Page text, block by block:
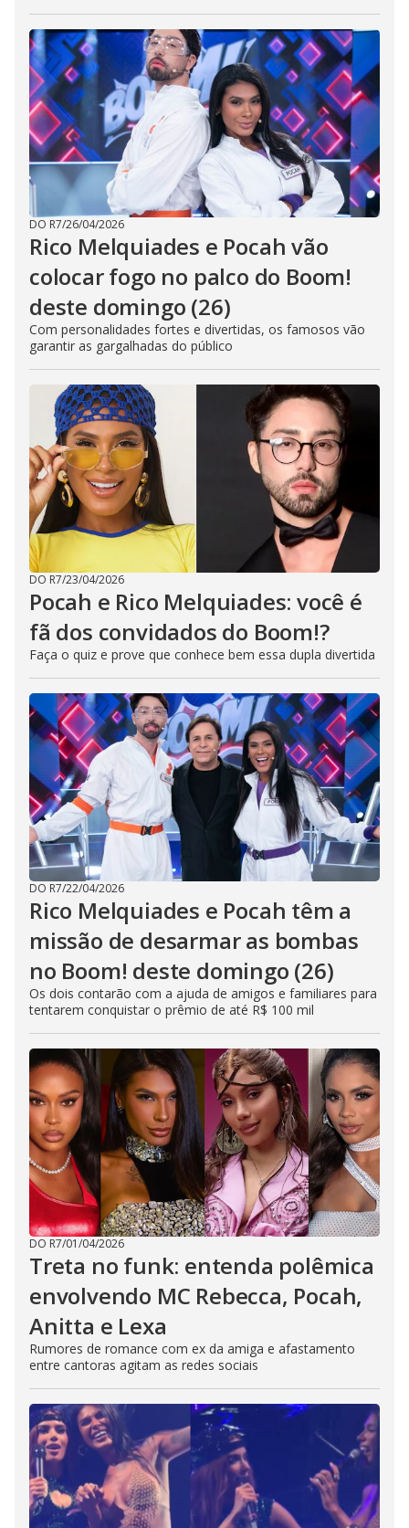
DO R7/26/04/2026
Rico Melquiades e Pocah vão
colocar fogo no palco do Boom!
deste domingo (26)
Com personalidades fortes e divertidas, os famosos vão
garantir as gargalhadas do público
DO R7/23/04/2026
Pocah e Rico Melquiades: você é
fã dos convidados do Boom!?
Faça o quiz e prove que conhece bem essa dupla divertida
DO R7/22/04/2026
Rico Melquiades e Pocah têm a
missão de desarmar as bombas
no Boom! deste domingo (26)
Os dois contarão com a ajuda de amigos e familiares para
tentarem conquistar o prêmio de até R$ 100 mil
DO R7/01/04/2026
Treta no funk: entenda polêmica
envolvendo MC Rebecca, Pocah,
Anitta e Lexa
Rumores de romance com ex da amiga e afastamento
entre cantoras agitam as redes sociais